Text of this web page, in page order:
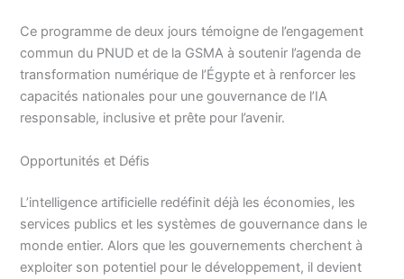
Ce programme de deux jours témoigne de l’engagement
commun du PNUD et de la GSMA à soutenir l’agenda de
transformation numérique de l’Égypte et à renforcer les
capacités nationales pour une gouvernance de l’IA
responsable, inclusive et prête pour l’avenir.
Opportunités et Défis
L’intelligence artificielle redéfinit déjà les économies, les
services publics et les systèmes de gouvernance dans le
monde entier. Alors que les gouvernements cherchent à
exploiter son potentiel pour le développement, il devient